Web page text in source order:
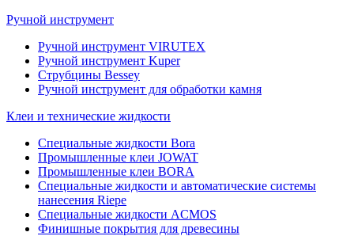
Ручной инструмент
Ручной инструмент VIRUTEX
Ручной инструмент Kuper
Струбцины Bessey
Ручной инструмент для обработки камня
Клеи и технические жидкости
Специальные жидкости Bora
Промышленные клеи JOWAT
Промышленные клеи BORA
Специальные жидкости и автоматические системы
нанесения Riepe
Специальные жидкости ACMOS
Финишные покрытия для древесины